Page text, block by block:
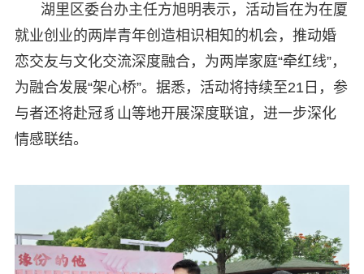
湖里区委台办主任方旭明表示，活动旨在为在厦
就业创业的两岸青年创造相识相知的机会，推动婚
恋交友与文化交流深度融合，为两岸家庭“牵红线”，
为融合发展“架心桥”。据悉，活动将持续至21日，参
与者还将赴冠豸山等地开展深度联谊，进一步深化
情感联结。